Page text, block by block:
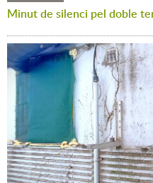
Minut de silenci pel doble